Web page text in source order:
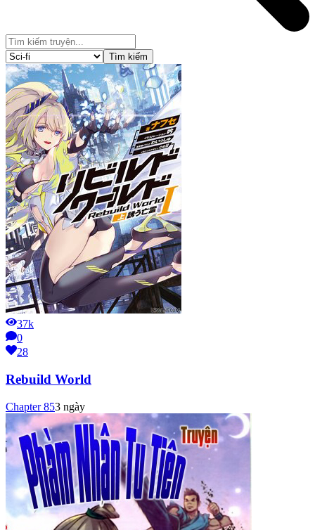
Tìm kiếm
37k
0
28
Rebuild World
Chapter853 ngày